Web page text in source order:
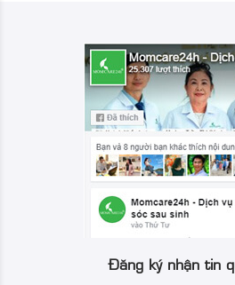
Đăng ký nhận tin